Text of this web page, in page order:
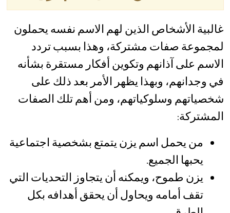
غالبية الأشخاص الذين لهم الاسم نفسه يحملون
لمجموعة صفات مشتركة، وهذا بسبب تردد
الاسم على آذانهم وتكوين أفكار مستقرة بشأنه
في وجدانهم، وبهذا يظهر الأمر بعد ذلك على
شخصياتهم وسلوكياتهم، ومن أهم تلك الصفات
المشتركة:
من يحمل اسم يزن يتمتع بشخصية اجتماعية
يحبها الجميع.
يزن طموح، ويمكنه أن يتجاوز التحديات التي
تقف أمامه ويحاول أن يحقق أهدافه بكل